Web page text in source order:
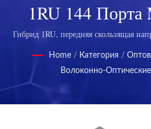
1RU 144
Угловая
Разъемы Для
Связи От
Гибрид 1RU, передняя скользящая
Home / Категория /
Волоконно-